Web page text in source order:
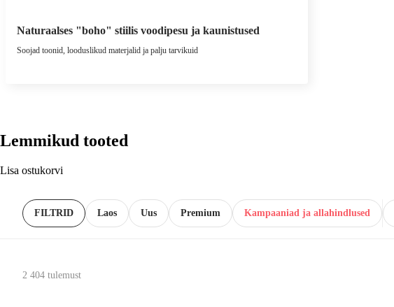
Naturaalses "boho" stiilis voodipesu ja kaunistused
Soojad toonid, looduslikud materjalid ja palju tarvikuid
Lemmikud tooted
Lisa ostukorvi
FILTRID Laos Kampaaniad ja allahindlused
Premium
Uus
2 404 tulemust